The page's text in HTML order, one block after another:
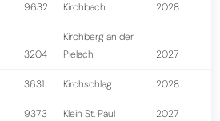
9632 Kirchbach 2028
3204
Kirchberg an der
Pielach
2027
3631 Kirchschlag 2028
9373 Klein St. Paul 2027